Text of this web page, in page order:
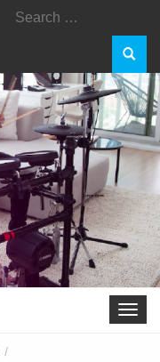
Search
Toggle